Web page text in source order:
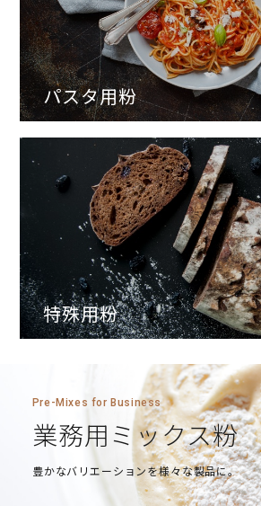
パスタ用粉
特殊用粉
Pre-Mixes for Business
業務用ミックス粉
豊かなバリエーションを様々な製品に。